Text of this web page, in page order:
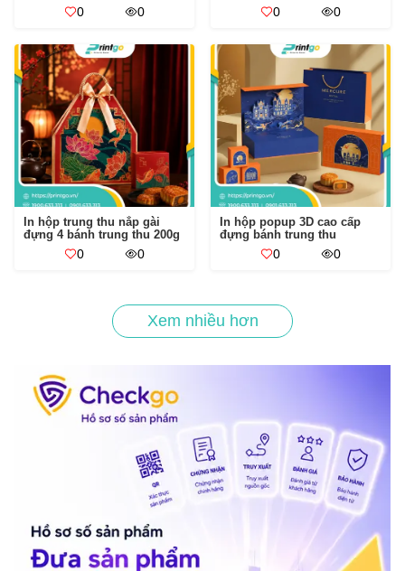
0 0 0 0
In hộp trung thu nắp gài
đựng 4 bánh trung thu 200g
0 0
In hộp popup 3D cao cấp
đựng bánh trung thu
0 0
Xem nhiều hơn